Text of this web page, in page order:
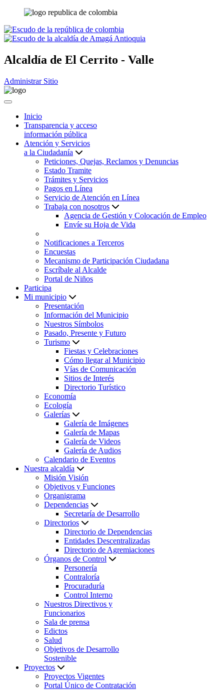
Alcaldía de El Cerrito - Valle
Administrar Sitio
Inicio
Transparencia y acceso
información pública
Atención y Servicios
a la Ciudadanía
Peticiones, Quejas, Reclamos y Denuncias
Estado Tramite
Trámites y Servicios
Pagos en Línea
Servicio de Atención en Línea
Trabaja con nosotros
Agencia de Gestión y Colocación de Empleo
Envíe su Hoja de Vida
Notificaciones a Terceros
Encuestas
Mecanismo de Participación Ciudadana
Escríbale al Alcalde
Portal de Niños
Participa
Mi municipio
Presentación
Información del Municipio
Nuestros Símbolos
Pasado, Presente y Futuro
Turismo
Fiestas y Celebraciones
Cómo llegar al Municipio
Vías de Comunicación
Sitios de Interés
Directorio Turístico
Economía
Ecología
Galerías
Galería de Imágenes
Galería de Mapas
Galería de Videos
Galería de Audios
Calendario de Eventos
Nuestra alcaldía
Misión Visión
Objetivos y Funciones
Organigrama
Dependencias
Secretaría de Desarrollo
Directorios
Directorio de Dependencias
Entidades Descentralizadas
Directorio de Agremiaciones
Órganos de Control
Personería
Contraloría
Procuraduría
Control Interno
Nuestros Directivos y
Funcionarios
Sala de prensa
Edictos
Salud
Objetivos de Desarrollo
Sostenible
Proyectos
Proyectos Vigentes
Portal Único de Contratación